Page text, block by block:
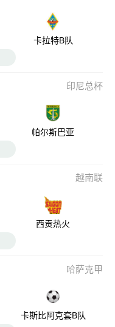
卡拉特B队
印尼总杯
帕尔斯巴亚
越南联
西贡热火
哈萨克甲
卡斯比阿克套B队